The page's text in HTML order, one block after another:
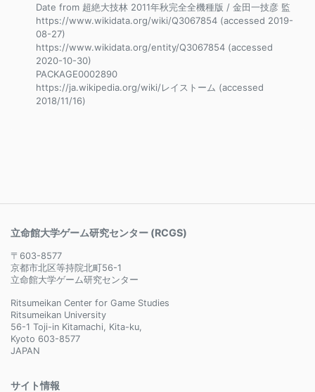
Date from 超絶大技林 2011年秋完全全機種版 / 金田一技彦 監
https://www.wikidata.org/wiki/Q3067854 (accessed 2019-
08-27)
https://www.wikidata.org/entity/Q3067854 (accessed
2020-10-30)
PACKAGE0002890
https://ja.wikipedia.org/wiki/レイストーム (accessed
2018/11/16)
立命館大学ゲーム研究センター (RCGS)
〒603-8577
京都市北区等持院北町56-1
立命館大学ゲーム研究センター
Ritsumeikan Center for Game Studies
Ritsumeikan University
56-1 Toji-in Kitamachi, Kita-ku,
Kyoto 603-8577
JAPAN
サイト情報